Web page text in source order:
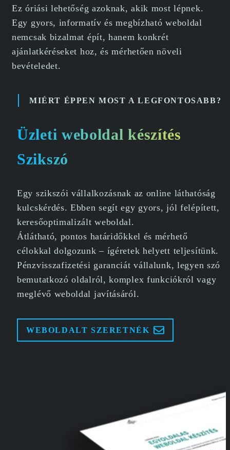
Ez óriási lehetőség azoknak, akik most lépnek.
Egy gyors, informatív és megbízható weboldal
nemcsak bizalmat épít, hanem konkrét
ajánlatkéréseket hoz, és mérhetően növeli
bevételedet.
MIÉRT ÉPPEN MOST A LEGFONTOSABB?
Üzleti weboldal készítés
Szikszó
Egy szikszói vállalkozásnak az online láthatóság
kulcskérdés. Ebben segít egy gyors, jól felépített,
keresőoptimalizált weboldal.
Átlátható, pontos határidőkkel és mérhető
célokkal dolgozunk – ígéretek helyett teljesítünk.
Pénzvisszafizetési garanciát vállalunk, legyen szó
bemutatkozó oldalról, komplex funkciókról vagy
meglévő weboldal javításáról.
WEBOLDALT SZERETNÉK